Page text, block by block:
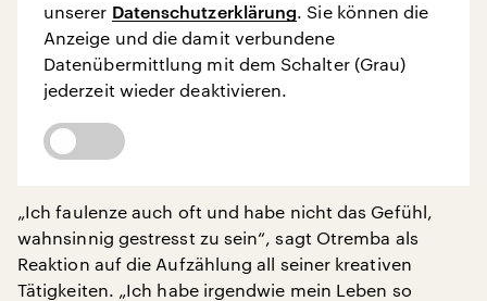
unserer Datenschutzerklärung. Sie können die
Anzeige und die damit verbundene
Datenübermittlung mit dem Schalter (Grau)
jederzeit wieder deaktivieren.
„Ich faulenze auch oft und habe nicht das Gefühl,
wahnsinnig gestresst zu sein“, sagt Otremba als
Reaktion auf die Aufzählung all seiner kreativen
Tätigkeiten. „Ich habe irgendwie mein Leben so